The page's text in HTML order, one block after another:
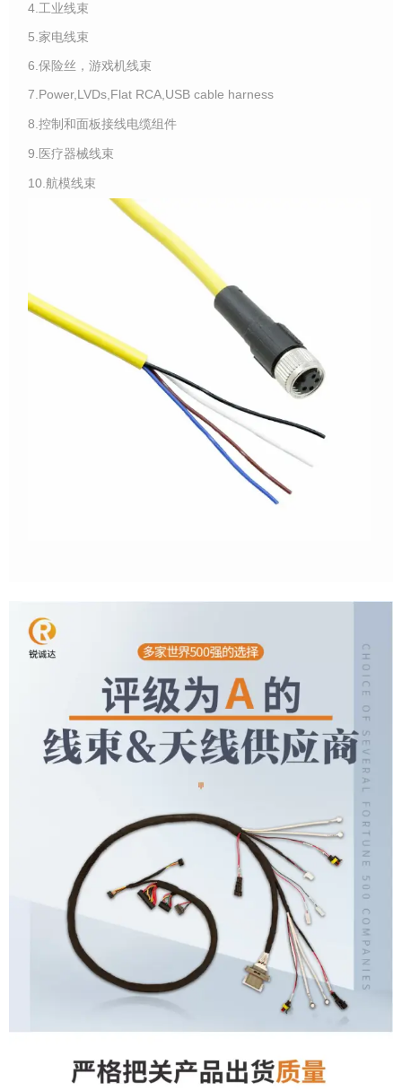
4.工业线束
5.家电线束
6.保险丝，游戏机线束
7.Power,LVDs,Flat RCA,USB cable harness
8.控制和面板接线电缆组件
9.医疗器械线束
10.航模线束